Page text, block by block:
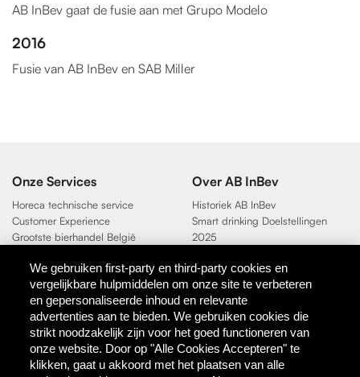
AB InBev gaat de fusie aan met Grupo Modelo
2016
Fusie van AB InBev en SAB Miller
Onze Services
Horeca technische service
Customer Experience
Grootste bierhandel België
Over AB InBev
Historiek AB InBev
Smart drinking Doelstellingen
2025
Contact
AB InBev
Direct Contact
Tools & Partners
We gebruiken first-party en third-party cookies en
vergelijkbare hulpmiddelen om onze site te verbeteren
en gepersonaliseerde inhoud en relevante
advertenties aan te bieden. We gebruiken cookies die
strikt noodzakelijk zijn voor het goed functioneren van
onze website. Door op "Alle Cookies Accepteren" te
klikken, gaat u akkoord met het plaatsen van alle